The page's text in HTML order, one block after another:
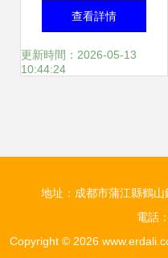
(yè)錄音室新寵，
動畫音頻制作的理
查看詳情
更新時間：2026-05-13
10:44:24
地址：成都市蒲江縣鶴
電話
Copyright © 2026